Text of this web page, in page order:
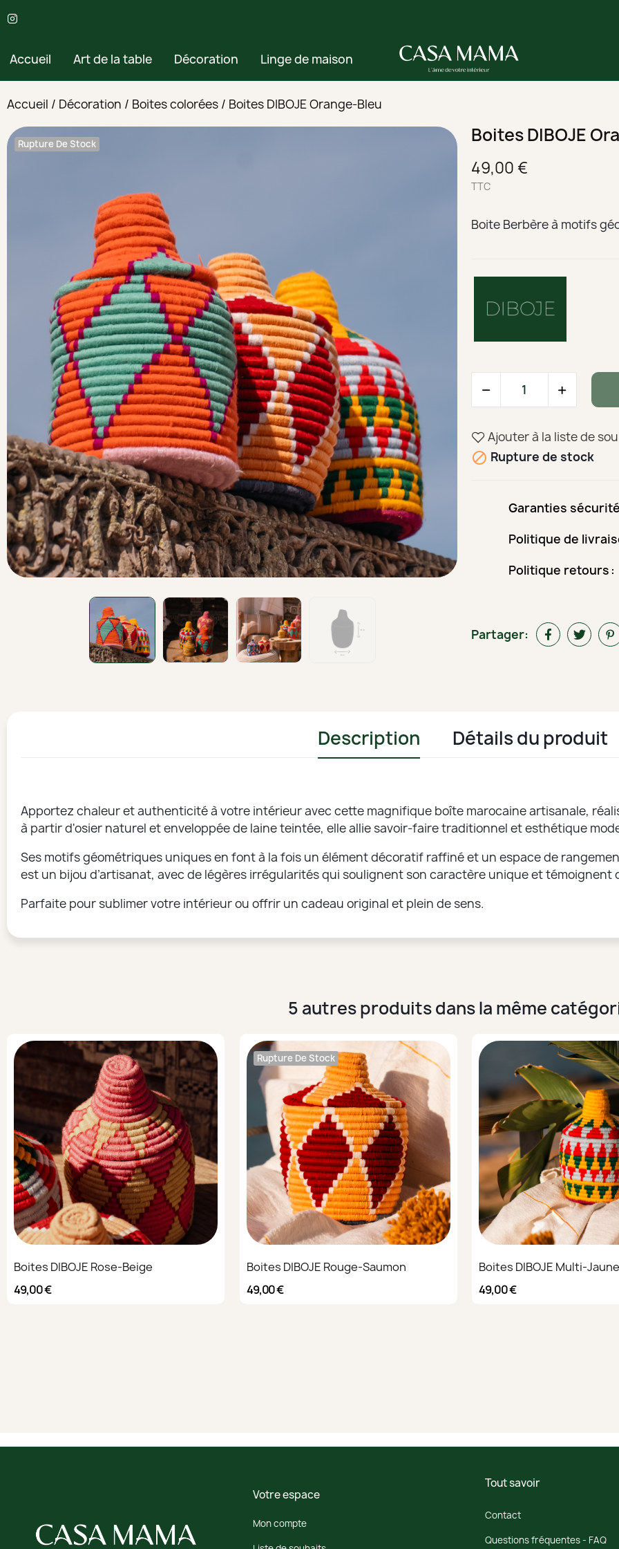
Accueil Art de la table Décoration Linge de maison
Accueil Décoration Boites colorées Boites DIBOJE Orange-Bleu
Rupture De Stock Boites DIBOJE
49,00 €
TTC
Boite Berbère à motifs
Ajouter à la liste de
 Rupture de stock
Garanties
Politique de
Politique retours
Partager:
Description Détails du produit
Apportez chaleur et authenticité à votre intérieur avec cette magnifique boîte marocaine artisanale,
à partir d'osier naturel et enveloppée de laine teintée, elle allie savoir-faire traditionnel et esthétique
Ses motifs géométriques uniques en font à la fois un élément décoratif raffiné et un espace de
est un bijou d’artisanat, avec de légères irrégularités qui soulignent son caractère unique et témoignent
Parfaite pour sublimer votre intérieur ou offrir un cadeau original et plein de sens.
5 autres produits dans la même
Boites DIBOJE Rose-Beige
49,00 €
Rupture De Stock
Boites DIBOJE Rouge-Saumon
49,00 €
Boites DIBOJE Multi-Jaune
49,00 €
Votre espace
Mon compte
Tout savoir
Contact
Questions fréquentes - FAQ